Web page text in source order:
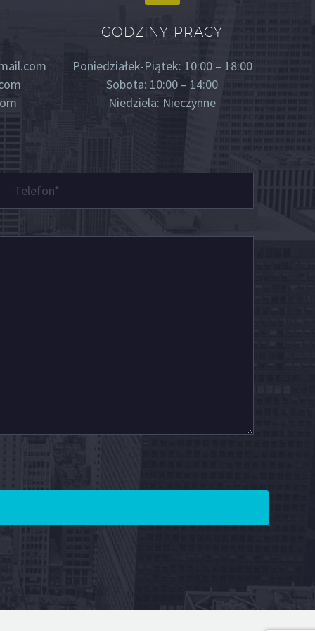
GODZINY PRACY
Poniedziałek-Piątek: 10:00 – 18:00
Sobota: 10:00 – 14:00
Niedziela: Nieczynne